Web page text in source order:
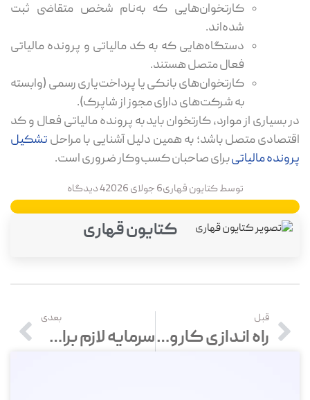
کارتخوان‌هایی که به‌نام شخص متقاضی ثبت
شده‌اند.
دستگاه‌هایی که به کد مالیاتی و پرونده مالیاتی
فعال متصل هستند.
کارتخوان‌های بانکی یا پرداخت‌یاری رسمی (وابسته
به شرکت‌های دارای مجوز از شاپرک).
در بسیاری از موارد، کارتخوان باید به پرونده مالیاتی فعال و کد
اقتصادی متصل باشد؛ به همین دلیل آشنایی با مراحل تشکیل
پرونده مالیاتیبرای صاحبان کسب‌وکار ضروری است.
توسطکتایون قهاری6 جولای 2026 4 دیدگاه
کتایون قهاری
قبل
راه اندازی کارواش | صفر تا صد راه اندازی کارواش در سال 1404
بعدی
سرمایه لازم برای لباس فروشی و راه‌اندازی مغازه پوشاک از صفر تا صد